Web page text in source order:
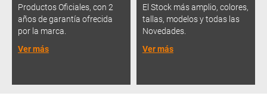
Productos Oficiales, con 2
años de garantía ofrecida
por la marca.
Ver más
El Stock más amplio, colores,
tallas, modelos y todas las
Novedades.
Ver más